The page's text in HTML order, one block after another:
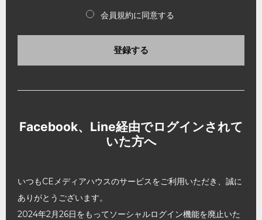
会員規約に同意する
登録する
Facebook、Line経由でログインされて
いた方へ
いつもCEメディアハウスのサービスをご利用いただき、誠に
ありがとうございます。
2024年2月26日をもってソーシャルログイン機能を廃止いた